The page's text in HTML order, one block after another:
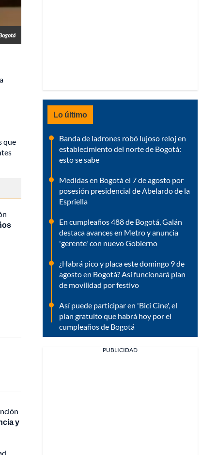
que
y
Lo último
Banda de ladrones robó lujoso reloj en
establecimiento del norte de Bogotá:
esto se sabe
Medidas en Bogotá el 7 de agosto por
posesión presidencial de Abelardo de la
Espriella
En cumpleaños 488 de Bogotá, Galán
destaca avances en Metro y anuncia
'gerente' con nuevo Gobierno
¿Habrá pico y placa este domingo 9 de
agosto en Bogotá? Así funcionará plan
de movilidad por festivo
Así puede participar en 'Bici Cine', el
plan gratuito que habrá hoy por el
cumpleaños de Bogotá
PUBLICIDAD